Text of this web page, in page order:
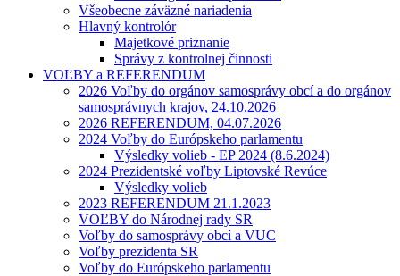
Všeobecne záväzné nariadenia
Hlavný kontrolór
Majetkové priznanie
Správy z kontrolnej činnosti
VOĽBY a REFERENDUM
2026 Voľby do orgánov samosprávy obcí a do orgánov
samosprávnych krajov, 24.10.2026
2026 REFERENDUM, 04.07.2026
2024 Voľby do Európskeho parlamentu
Výsledky volieb - EP 2024 (8.6.2024)
2024 Prezidentské voľby Liptovské Revúce
Výsledky volieb
2023 REFERENDUM 21.1.2023
VOĽBY do Národnej rady SR
Voľby do samosprávy obcí a VUC
Voľby prezidenta SR
Voľby do Európskeho parlamentu